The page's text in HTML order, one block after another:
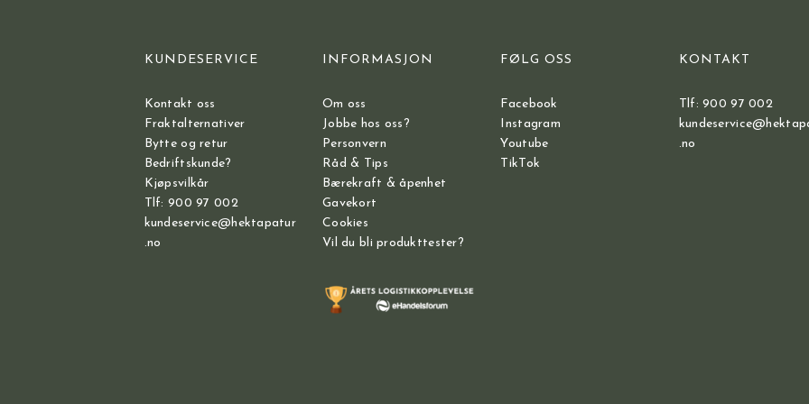
KUNDESERVICE
Kontakt oss
Fraktalternativer
Bytte og retur
Bedriftskunde?
Kjøpsvilkår
Tlf: 900 97 002
kundeservice@hektapatur
.no
INFORMASJON
Om oss
Jobbe hos oss?
Personvern
Råd & Tips
Bærekraft & åpenhet
Gavekort
Cookies
Vil du bli produkttester?
FØLG OSS
Facebook
Instagram
Youtube
TikTok
KONTAKT
Tlf: 900 97 002
.no